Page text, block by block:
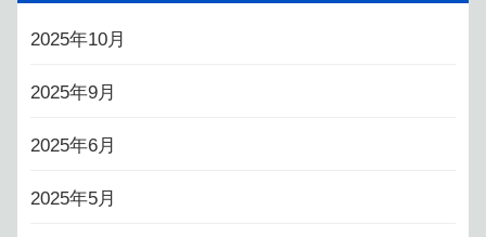
2025年10月
2025年9月
2025年6月
2025年5月